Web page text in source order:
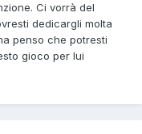
Ci vorrà del
dedicargli molta
penso che potresti
gioco per lui